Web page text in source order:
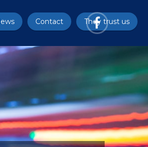
Contact They trust us